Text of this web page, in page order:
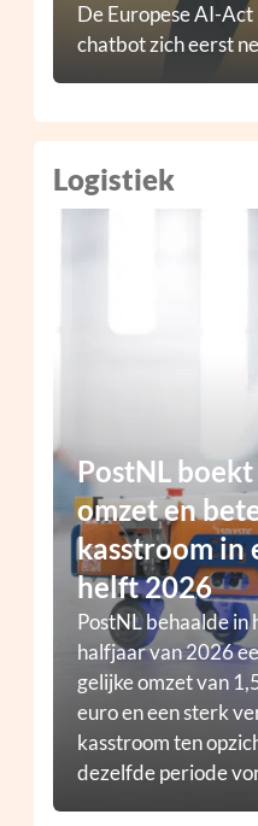
De Europese AI-
chatbot zich eerst
Logistiek
PostNL
omzet en
kasstroom in
helft 2026
PostNL behaalde in
halfjaar van 2026
gelijke omzet van
euro en een sterk
kasstroom ten
dezelfde periode